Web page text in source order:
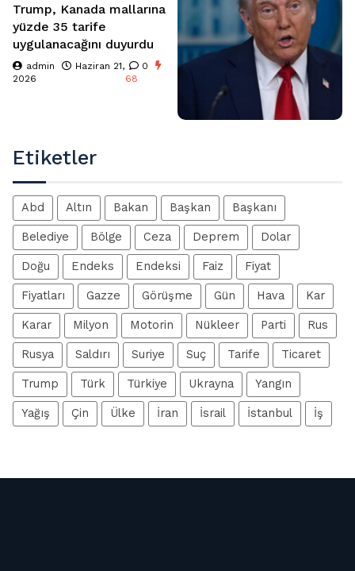
Trump, Kanada mallarına
yüzde 35 tarife
uygulanacağını duyurdu
admin
Haziran 21,
2026
0
68
Etiketler
Abd Altın Bakan Başkan Başkanı
Belediye Bölge Ceza Deprem Dolar
Doğu Endeks Endeksi Faiz Fiyat
Fiyatları Gazze Görüşme Gün Hava Kar
Karar Milyon Motorin Nükleer Parti Rus
Rusya Saldırı Suriye Suç Tarife Ticaret
Trump Türk Türkiye Ukrayna Yangın
Yağış Çin Ülke İran İsrail İstanbul İş